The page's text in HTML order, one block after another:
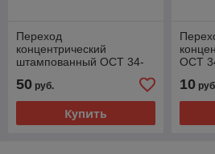
Переход
концентрический
штампованный ОСТ 34-
50 руб.
Купить
ОСТ
10